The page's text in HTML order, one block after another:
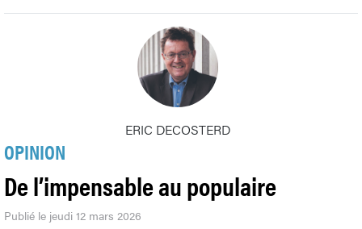
ERIC DECOSTERD
OPINION
De l’impensable au populaire
Publié le jeudi 12 mars 2026